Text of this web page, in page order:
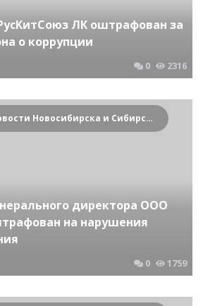
ЛК оштрафован за
о коррупции
0 2316
Криминальные новости Новосибирска и Сибирского региона
директора ООО
на нарушения
0 1759